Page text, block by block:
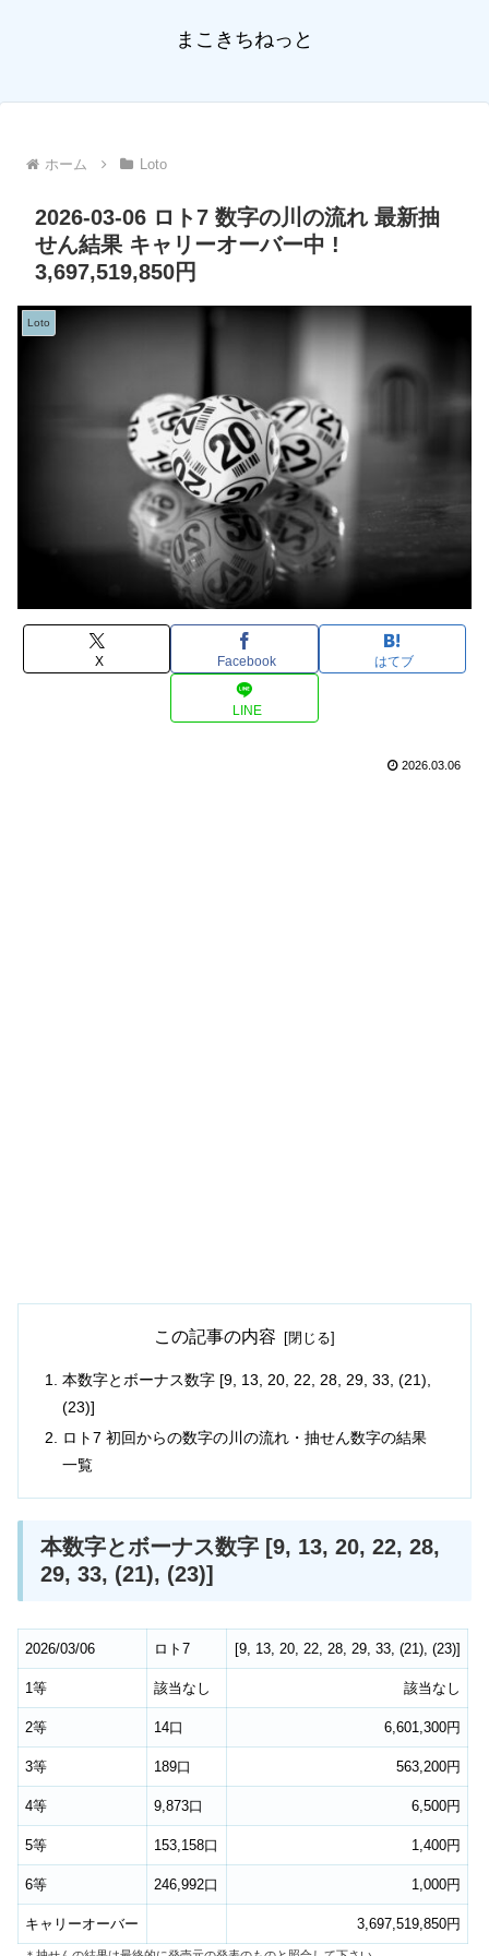
まこきちねっと
ホーム Loto
2026-03-06 ロト7 数字の川の流れ 最新抽
せん結果 キャリーオーバー中 !
3,697,519,850円
Loto
X Facebook はてブ
LINE
2026.03.06
この記事の内容
本数字とボーナス数字 [9, 13, 20, 22, 28, 29, 33, (21),
(23)]
ロト7 初回からの数字の川の流れ・抽せん数字の結果
一覧
本数字とボーナス数字 [9, 13, 20, 22, 28,
29, 33, (21), (23)]
2026/03/06 ロト7 [9, 13, 20, 22, 28, 29, 33, (21), (23)]
1等 該当なし 該当なし
2等 14口 6,601,300円
3等 189口 563,200円
4等 9,873口 6,500円
5等 153,158口 1,400円
6等 246,992口 1,000円
キャリーオーバー 3,697,519,850円